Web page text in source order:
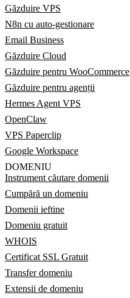
Găzduire VPS
N8n cu auto-gestionare
Email Business
Găzduire Cloud
Găzduire pentru WooCommerce
Găzduire pentru agenții
Hermes Agent VPS
OpenClaw
VPS Paperclip
Google Workspace
DOMENIU
Instrument căutare domenii
Cumpără un domeniu
Domenii ieftine
Domeniu gratuit
WHOIS
Certificat SSL Gratuit
Transfer domeniu
Extensii de domeniu